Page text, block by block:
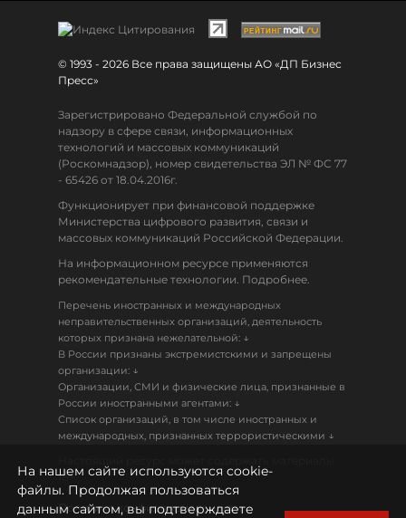
© 1993 - 2026 Все права защищены АО «ДП Бизнес
Пресс»
Зарегистрировано Федеральной службой по
надзору в сфере связи, информационных
технологий и массовых коммуникаций
(Роскомнадзор), номер свидетельства ЭЛ № ФС 77
- 65426 от 18.04.2016г.
Функционирует при финансовой поддержке
Министерства цифрового развития, связи и
массовых коммуникаций Российской Федерации.
На информационном ресурсе применяются
рекомендательные технологии. Подробнее.
Перечень иностранных и международных
неправительственных организаций, деятельность
которых признана нежелательной: ↓
В России признаны экстремистскими и запрещены
организации: ↓
Организации, СМИ и физические лица, признанные в
России иностранными агентами: ↓
Список организаций, в том числе иностранных и
международных, признанных террористическими ↓
18+
Политика конфиденциальности
На нашем сайте используются cookie-
файлы. Продолжая пользоваться
данным сайтом, вы подтверждаете